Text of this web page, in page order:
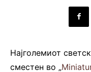
Најголемиот
сместен во „